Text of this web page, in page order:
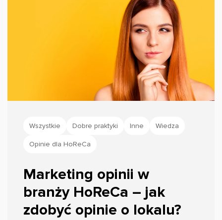
Wszystkie Dobre praktyki Inne Wiedza
Opinie dla HoReCa
Marketing opinii w
branży HoReCa – jak
zdobyć opinie o lokalu?